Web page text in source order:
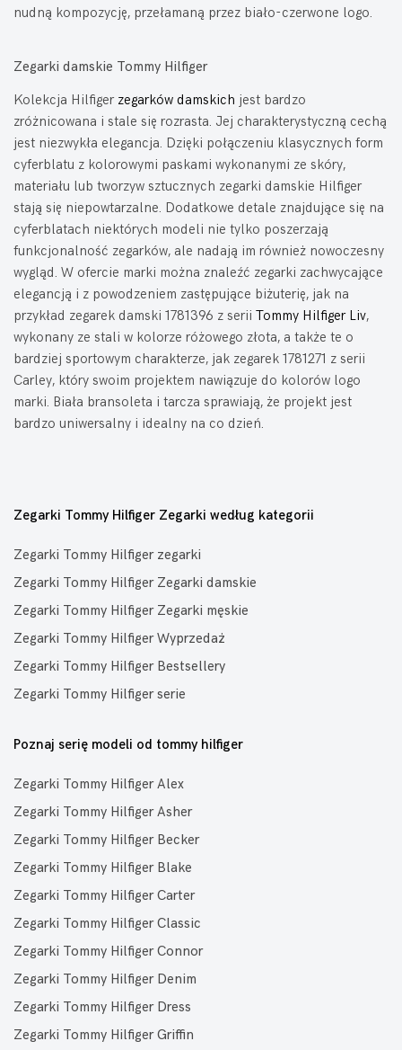
nudną kompozycję, przełamaną przez biało-czerwone logo.
Zegarki damskie Tommy Hilfiger
Kolekcja Hilfiger zegarków damskich jest bardzo
zróżnicowana i stale się rozrasta. Jej charakterystyczną cechą
jest niezwykła elegancja. Dzięki połączeniu klasycznych form
cyferblatu z kolorowymi paskami wykonanymi ze skóry,
materiału lub tworzyw sztucznych zegarki damskie Hilfiger
stają się niepowtarzalne. Dodatkowe detale znajdujące się na
cyferblatach niektórych modeli nie tylko poszerzają
funkcjonalność zegarków, ale nadają im również nowoczesny
wygląd. W ofercie marki można znaleźć zegarki zachwycające
elegancją i z powodzeniem zastępujące biżuterię, jak na
przykład zegarek damski 1781396 z serii Tommy Hilfiger Liv,
wykonany ze stali w kolorze różowego złota, a także te o
bardziej sportowym charakterze, jak zegarek 1781271 z serii
Carley, który swoim projektem nawiązuje do kolorów logo
marki. Biała bransoleta i tarcza sprawiają, że projekt jest
bardzo uniwersalny i idealny na co dzień.
Zegarki Tommy Hilfiger Zegarki według kategorii
Zegarki Tommy Hilfiger zegarki
Zegarki Tommy Hilfiger Zegarki damskie
Zegarki Tommy Hilfiger Zegarki męskie
Zegarki Tommy Hilfiger Wyprzedaż
Zegarki Tommy Hilfiger Bestsellery
Zegarki Tommy Hilfiger serie
Poznaj serię modeli od tommy hilfiger
Zegarki Tommy Hilfiger Alex
Zegarki Tommy Hilfiger Asher
Zegarki Tommy Hilfiger Becker
Zegarki Tommy Hilfiger Blake
Zegarki Tommy Hilfiger Carter
Zegarki Tommy Hilfiger Classic
Zegarki Tommy Hilfiger Connor
Zegarki Tommy Hilfiger Denim
Zegarki Tommy Hilfiger Dress
Zegarki Tommy Hilfiger Griffin